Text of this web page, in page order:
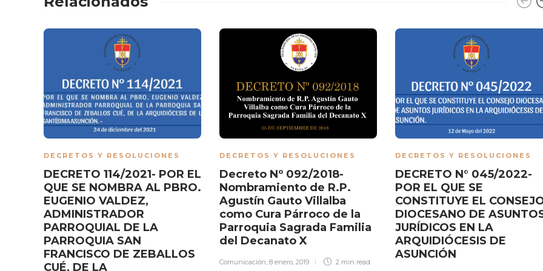
DECRETOS Y RESOLUCIONES
DECRETO 114/2021- POR EL
QUE SE NOMBRA AL PBRO.
EUGENIO VALDEZ,
ADMINISTRADOR
PARROQUIAL DE LA
PARROQUIA SAN
FRANCISCO DE ZEBALLOS
CUÉ, DE LA
DECRETOS Y RESOLUCIONES
Decreto Nº 092/2018-
Nombramiento de R.P.
Agustín Gauto Villalba
como Cura Párroco de la
Parroquia Sagrada Familia
del Decanato X
Comunicación, 8 enero, 2019 2 min read
DECRETOS Y RESOLUCIONES
DECRETO N° 045/2022-
POR EL QUE SE
CONSTITUYE EL
DIOCESANO DE
JURÍDICOS EN LA
ARQUIDIÓCESIS DE
ASUNCIÓN